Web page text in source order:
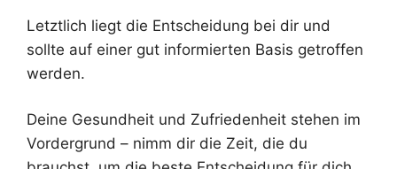
Letztlich liegt die Entscheidung bei dir und
sollte auf einer gut informierten Basis getroffen
werden.
Deine Gesundheit und Zufriedenheit stehen im
Vordergrund – nimm dir die Zeit, die du